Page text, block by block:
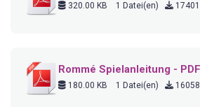
320.00 KB 1 Datei(en) 17401
Rommé Spielanleitung -
180.00 KB 1 Datei(en) 16058